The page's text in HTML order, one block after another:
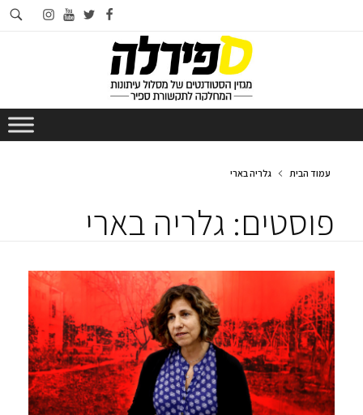
facebook
twitter
youtube
instagram
עמוד הבית גלריה בארי
פוסטים: גלריה בארי